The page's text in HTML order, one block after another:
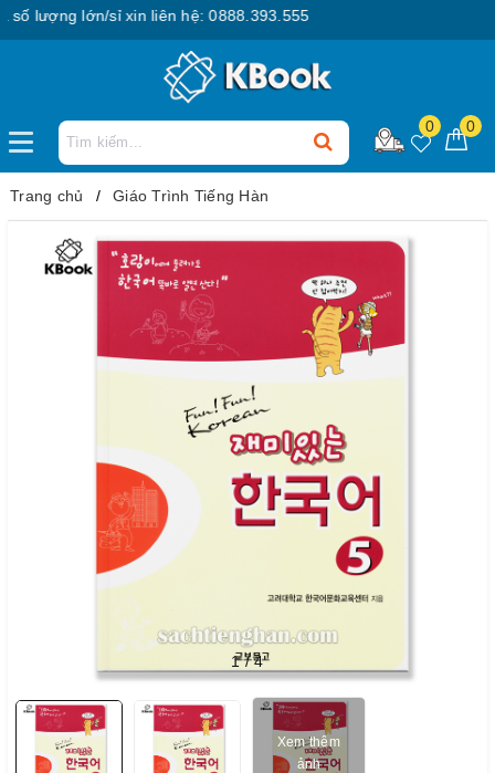
lớn/sỉ xin liên hệ: 0888.393.555
0 0
Trang chủ Giáo Trình Tiếng Hàn
1/4
Xem thêm
ảnh